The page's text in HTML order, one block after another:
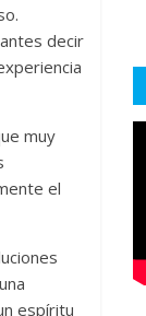
decir
muy
el
espíritu